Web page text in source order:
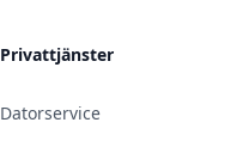
Privattjänster
Datorservice